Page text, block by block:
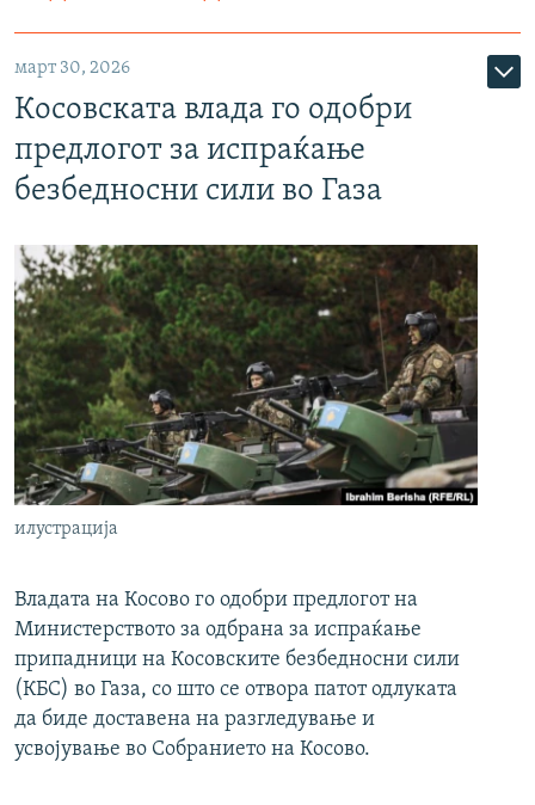
март 30, 2026
Косовската влада го одобри
предлогот за испраќање
безбедносни сили во Газа
илустрација
Владата на Косово го одобри предлогот на
Министерството за одбрана за испраќање
припадници на Косовските безбедносни сили
(КБС) во Газа, со што се отвора патот одлуката
да биде доставена на разгледување и
усвојување во Собранието на Косово.